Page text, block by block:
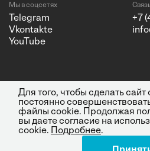
Мы в соцсетях
Telegram
Vkontakte
YouTube
+7
©
ИНН
Все
Политика конфиденциальности
Для того, чтобы сделать
постоянно
файлы cookie. Продолжая
вы даете согласие на
cookie.
Подробнее.